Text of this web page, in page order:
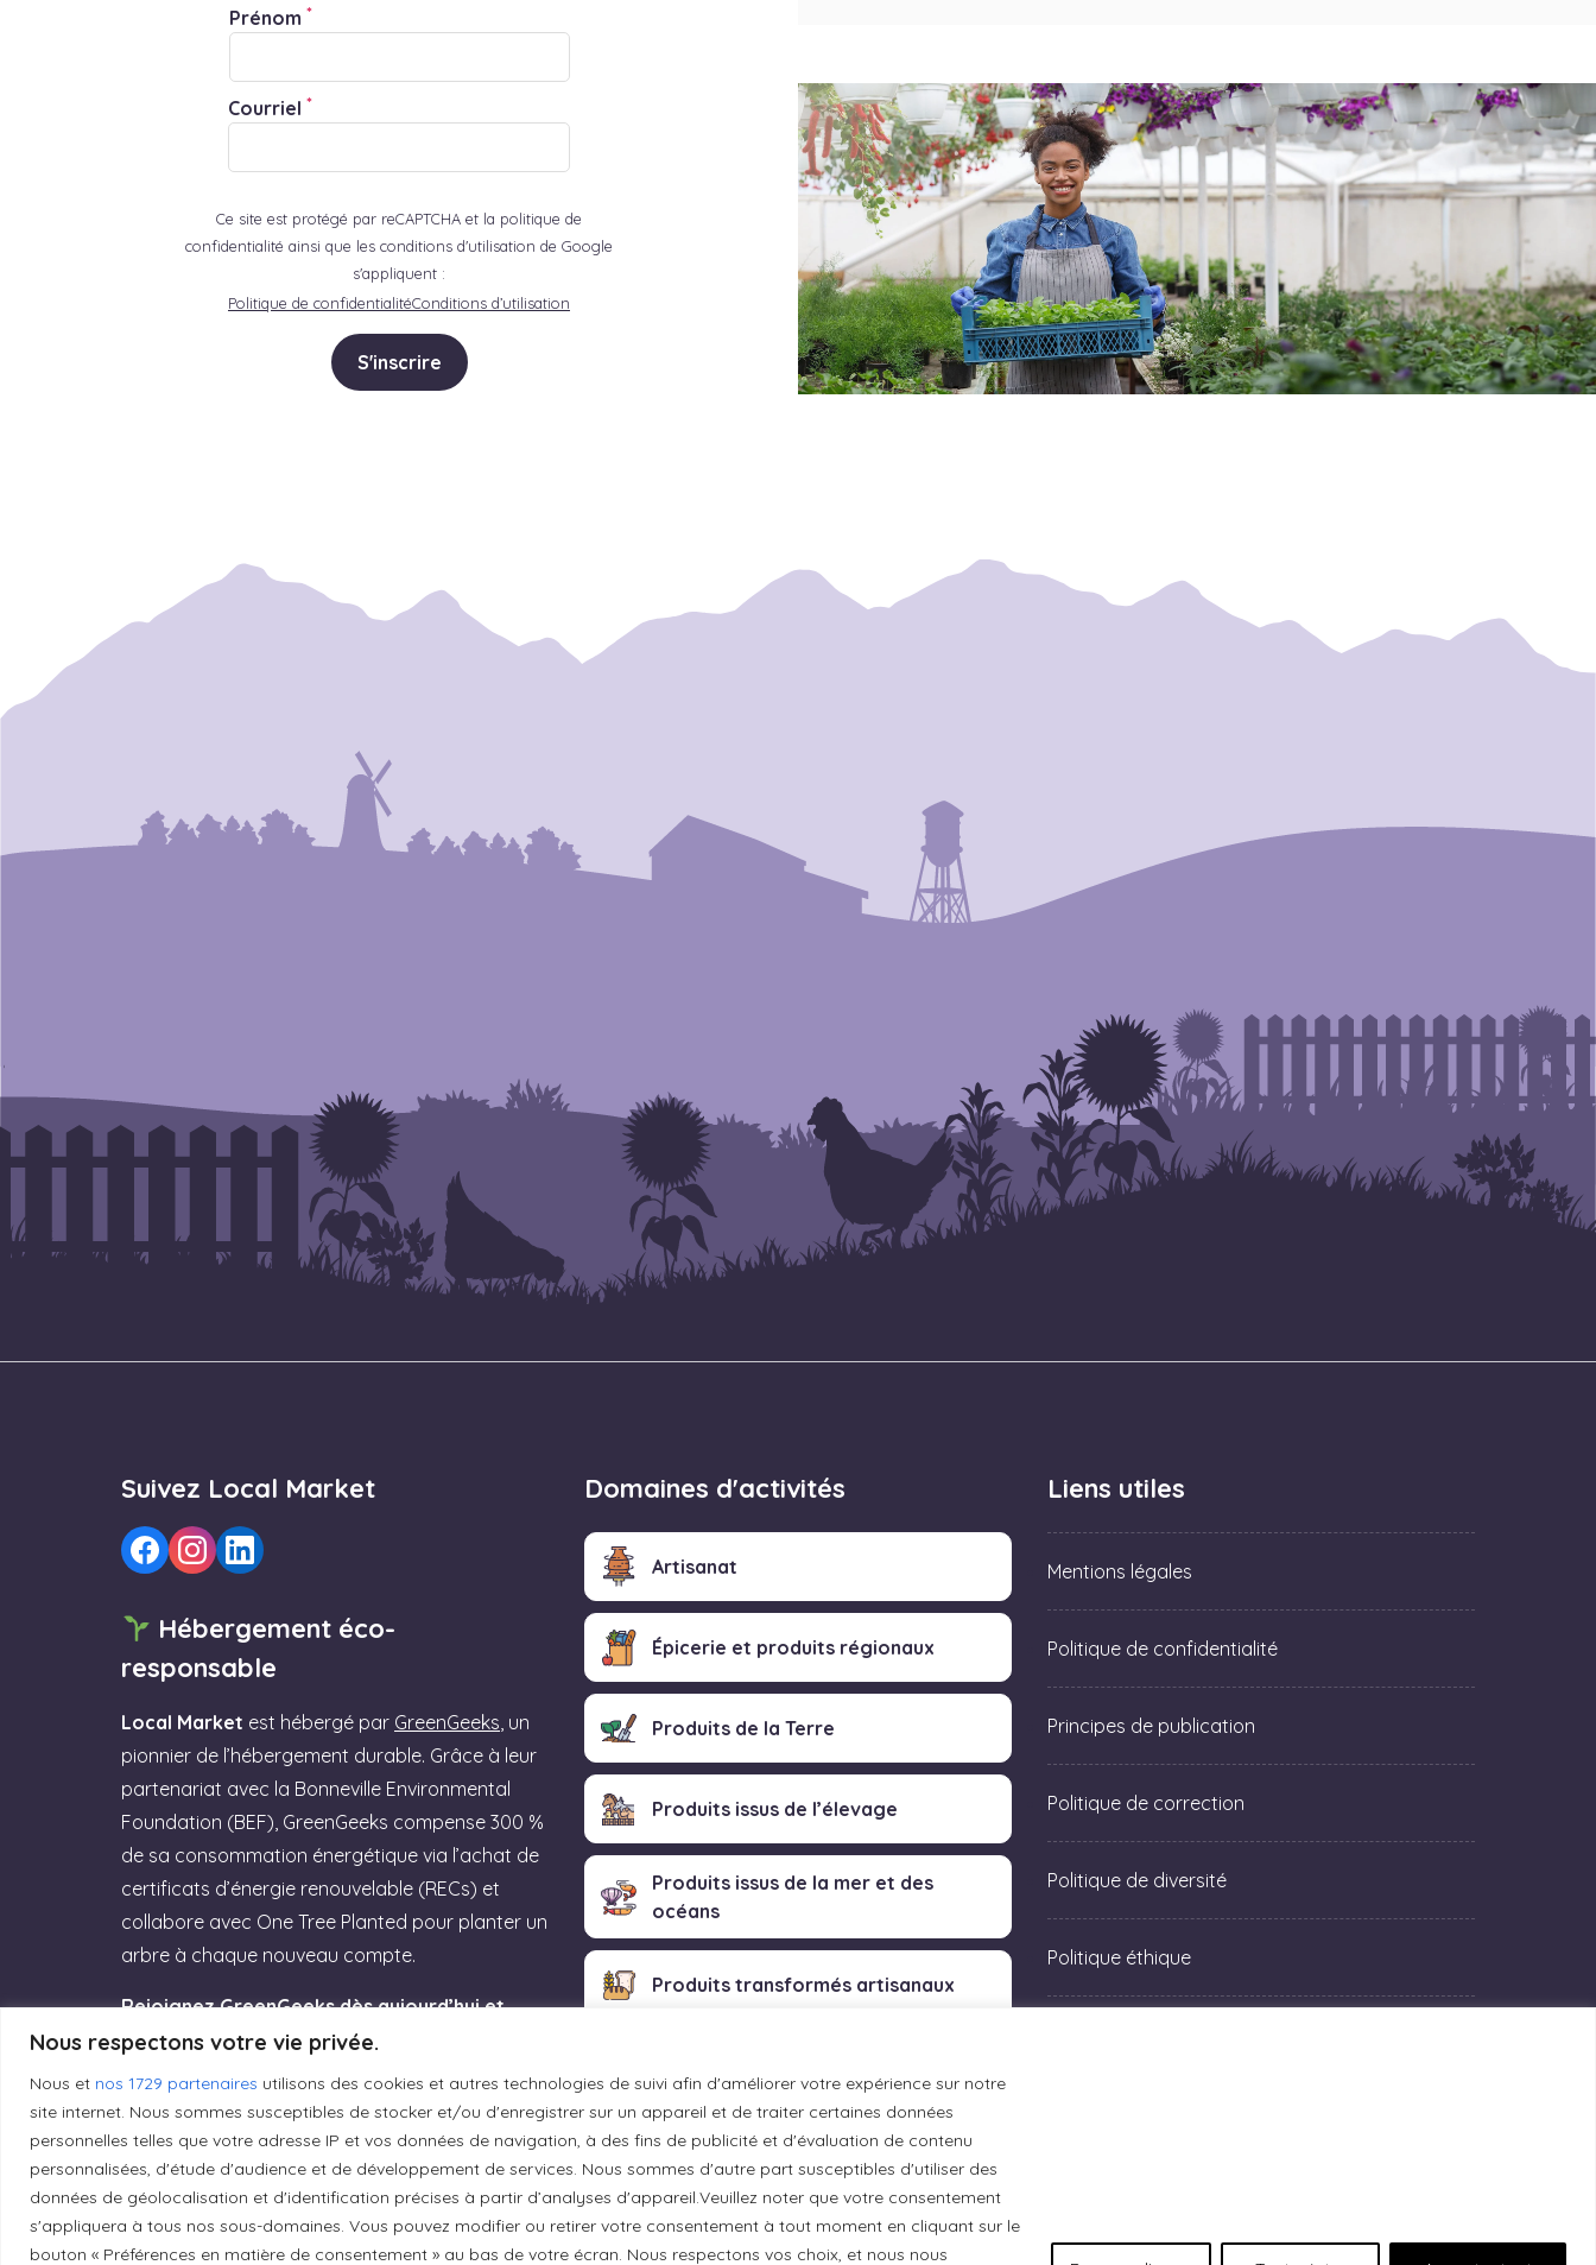
Nous respectons votre vie privée.
Nous et nos 1729 partenaires utilisons des cookies et autres technologies de suivi afin d'améliorer votre expérience sur notre
site internet. Nous sommes susceptibles de stocker et/ou d'enregistrer sur un appareil et de traiter certaines données
personnelles telles que votre adresse IP et vos données de navigation, à des fins de publicité et d'évaluation de contenu
personnalisées, d'étude d'audience et de développement de services. Nous sommes d'autre part susceptibles d'utiliser des
données de géolocalisation et d'identification précises à partir d’analyses d'appareil.Veuillez noter que votre consentement
s'appliquera à tous nos sous-domaines. Vous pouvez modifier ou retirer votre consentement à tout moment en cliquant sur le
bouton « Préférences en matière de consentement » au bas de votre écran. Nous respectons vos choix, et nous nous
Prénom *
Courriel *
Ce site est protégé par reCAPTCHA et la politique de
confidentialité ainsi que les conditions d'utilisation de Google
s'appliquent :
Politique de confidentialitéConditions d’utilisation
S'inscrire
Suivez Local Market
Hébergement éco-
responsable
Local Market est hébergé par GreenGeeks, un
pionnier de l’hébergement durable. Grâce à leur
partenariat avec la Bonneville Environmental
Foundation (BEF), GreenGeeks compense 300 %
de sa consommation énergétique via l’achat de
certificats d’énergie renouvelable (RECs) et
collabore avec One Tree Planted pour planter un
arbre à chaque nouveau compte.
Rejoignez GreenGeeks dès aujourd’hui et
offrez à votre site un hébergement labellisé «
Green Web Hosting » performant qui
respecte la planète ! (Lien affilié)
Essayez GreenGeeks
Domaines d'activités
Artisanat
Épicerie et produits régionaux
Produits de la Terre
Produits issus de l’élevage
Produits issus de la mer et des
océans
Produits transformés artisanaux
Liens utiles
Mentions légales
Politique de confidentialité
Principes de publication
Politique de correction
Politique de diversité
Politique éthique